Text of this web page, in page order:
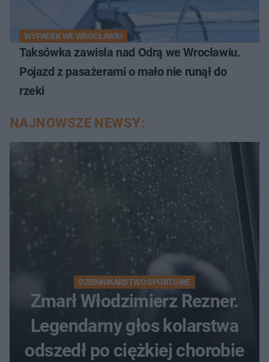
WYPADEK WE WROCŁAWIU
Taksówka zawisła nad Odrą we Wrocławiu.
Pojazd z pasażerami o mało nie runął do
rzeki
NAJNOWSZE NEWSY:
DZIENNIKARSTWO SPORTOWE
Zmarł Włodzimierz Rezner.
Legendarny głos kolarstwa
odszedł po ciężkiej chorobie